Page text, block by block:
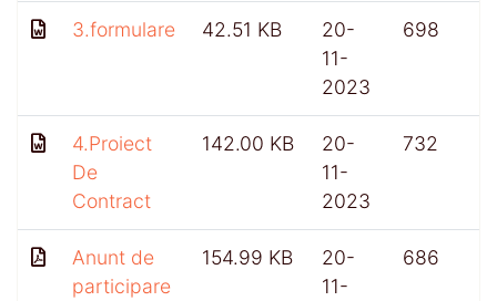
3.formulare 42.51 KB
20-
11-
2023
698
4.Proiect
De
Contract
142.00 KB
20-
11-
2023
732
Anunt de
participare
154.99 KB
20-
11-
686